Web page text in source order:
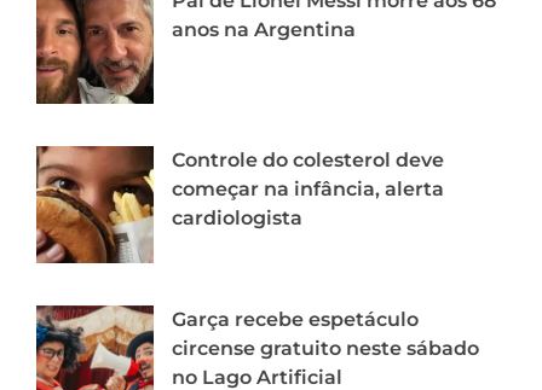
anos na Argentina
Controle do colesterol deve
começar na infância, alerta
cardiologista
Garça recebe espetáculo
circense gratuito neste sábado
no Lago Artificial